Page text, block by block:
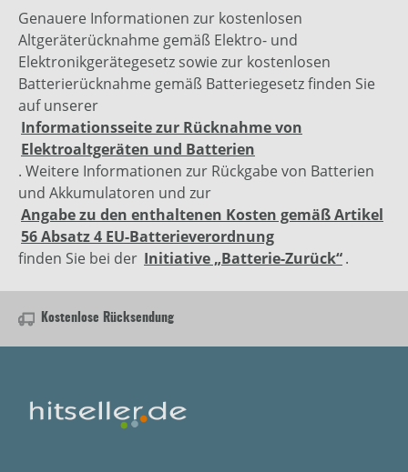
Genauere Informationen zur kostenlosen
Altgeräterücknahme gemäß Elektro- und
Elektronikgerätegesetz sowie zur kostenlosen
Batterierücknahme gemäß Batteriegesetz finden Sie
auf unserer
Informationsseite zur Rücknahme von
Elektroaltgeräten und Batterien
. Weitere Informationen zur Rückgabe von Batterien
und Akkumulatoren und zur
Angabe zu den enthaltenen Kosten gemäß Artikel
56 Absatz 4 EU-Batterieverordnung
finden Sie bei der Initiative „Batterie-Zurück“.
Kostenlose Rücksendung